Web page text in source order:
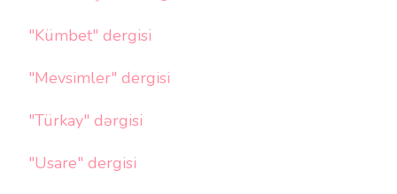
"Kümbet" dergisi
"Mevsimler" dergisi
"Türkay" dərgisi
"Usare" dergisi